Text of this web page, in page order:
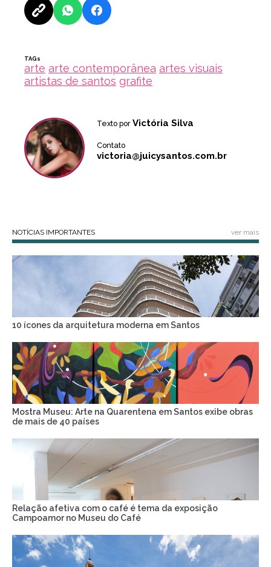
TAGs
arte arte contemporânea artes visuais
artistas de santos grafite
Texto por Victória Silva
Contato
victoria@juicysantos.com.br
NOTÍCIAS IMPORTANTES ver mais
10 ícones da arquitetura moderna em Santos
Mostra Museu: Arte na Quarentena em Santos exibe obras
de mais de 40 países
Relação afetiva com o café é tema da exposição
Campoamor no Museu do Café